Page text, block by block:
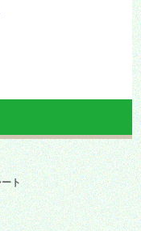
ト